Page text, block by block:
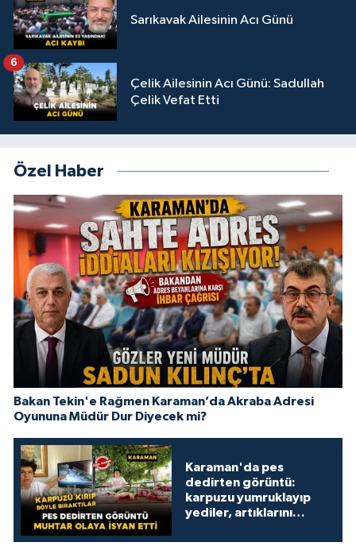
Sarıkavak Ailesinin Acı Günü
Çelik Ailesinin Acı Günü: Sadullah
Çelik Vefat Etti
6
Özel Haber
Bakan Tekin'e Rağmen Karaman’da Akraba Adresi
Oyununa Müdür Dur Diyecek mi?
Karaman'da pes
dedirten görüntü:
karpuzu yumruklayıp
yediler, artıklarını